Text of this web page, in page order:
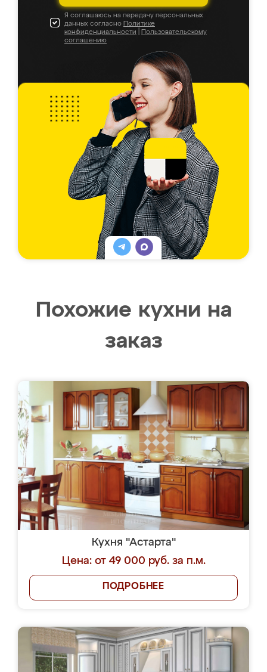
Я соглашаюсь на передачу персональных
данных согласно Политике
конфиденциальности
Пользовательскому
соглашению
Похожие кухни на
заказ
Кухня "Астарта"
Цена: от 49 000 руб. за п.м.
ПОДРОБНЕЕ